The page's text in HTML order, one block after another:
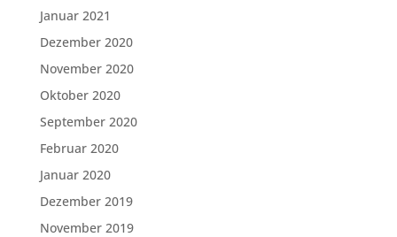
Januar 2021
Dezember 2020
November 2020
Oktober 2020
September 2020
Februar 2020
Januar 2020
Dezember 2019
November 2019